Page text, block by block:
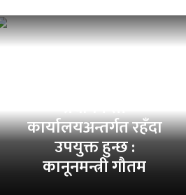
प्रधानमन्त्री
कार्यालयअन्तर्गत रहँदा
उपयुक्त हुन्छ :
कानूनमन्त्री गौतम